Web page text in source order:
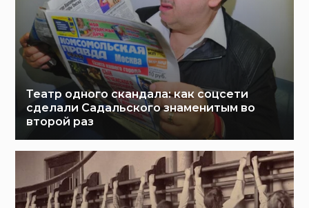
Театр одного скандала: как соцсети
сделали Садальского знаменитым во
второй раз